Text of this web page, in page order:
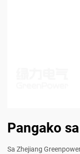
Pangako
Sa Zhejiang